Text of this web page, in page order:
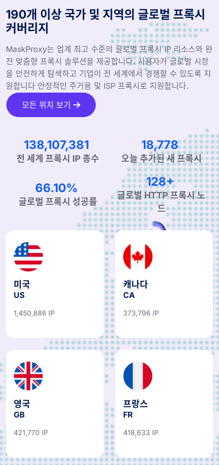
190개 이상 국가 및 지역의 글로벌 프록시
커버리지
MaskProxy는 업계 최고 수준의 글로벌 프록시 IP 리소스와 완
전 맞춤형 프록시 솔루션을 제공합니다. 사용자가 글로벌 시장
을 안전하게 탐색하고 기업이 전 세계에서 경쟁할 수 있도록 지
원합니다 안정적인 주거용 및 ISP 프록시로 지원합니다.
모든 위치 보기
203,099,091
전 세계 프록시 IP 총수
27,802
오늘 추가된 새 프록시
99.90%
글로벌 프록시 성공률
190+
글로벌 HTTP 프록시 노
드
미국
US
1,450,886 IP
캐나다
CA
373,796 IP
영국
GB
421,770 IP
프랑스
FR
418,633 IP